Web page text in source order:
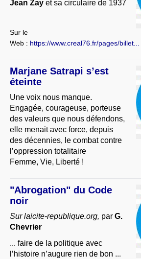
Jean Zay et sa circulaire de 1937
Sur le
Web : https://www.creal76.fr/pages/billet...
Marjane Satrapi s’est
éteinte
Une voix nous manque.
Engagée, courageuse, porteuse
des valeurs que nous défendons,
elle menait avec force, depuis
des décennies, le combat contre
l’oppression totalitaire
Femme, Vie, Liberté !
"Abrogation" du Code
noir
Sur laicite-republique.org, par G.
Chevrier
... faire de la politique avec
l’histoire n’augure rien de bon ...